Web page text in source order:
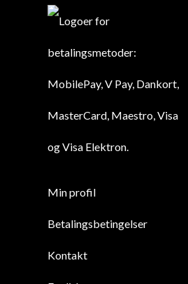
Min profil
Betalingsbetingelser
Kontakt